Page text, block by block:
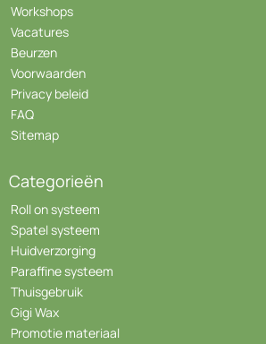
Workshops
Vacatures
Beurzen
Voorwaarden
Privacy beleid
FAQ
Sitemap
Categorieën
Roll on systeem
Spatel systeem
Huidverzorging
Paraffine systeem
Thuisgebruik
Gigi Wax
Promotie materiaal